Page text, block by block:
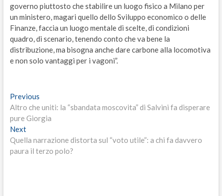
governo piuttosto che stabilire un luogo fisico a Milano per
un ministero, magari quello dello Sviluppo economico o delle
Finanze, faccia un luogo mentale di scelte, di condizioni
quadro, di scenario, tenendo conto che va bene la
distribuzione, ma bisogna anche dare carbone alla locomotiva
e non solo vantaggi per i vagoni”.
Navigazione
articoli
PreviousPrevious
post:
Altro che uniti: la “sbandata moscovita” di Salvini fa disperare
pure Giorgia
NextNext
post:
Quella narrazione distorta sul “voto utile”: a chi fa davvero
paura il terzo polo?